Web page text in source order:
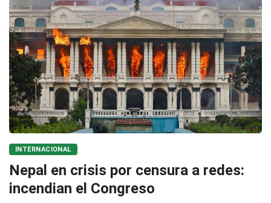
INTERNACIONAL
Nepal en crisis por censura a redes:
incendian el Congreso